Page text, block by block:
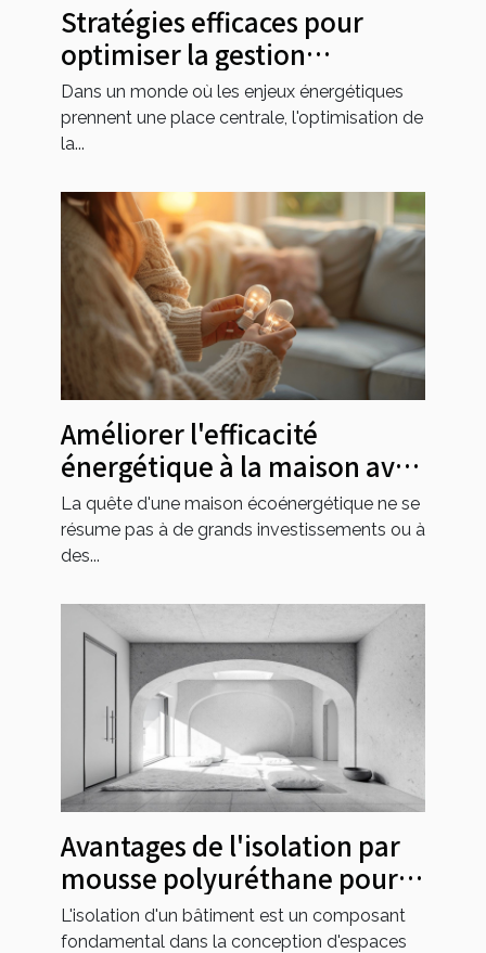
Stratégies efficaces pour
optimiser la gestion
énergétique dans l'industrie
Dans un monde où les enjeux énergétiques
prennent une place centrale, l'optimisation de
la...
Améliorer l'efficacité
énergétique à la maison avec
des astuces simples
La quête d'une maison écoénergétique ne se
résume pas à de grands investissements ou à
des...
Avantages de l'isolation par
mousse polyuréthane pour
les bâtiments modernes
L'isolation d'un bâtiment est un composant
fondamental dans la conception d'espaces